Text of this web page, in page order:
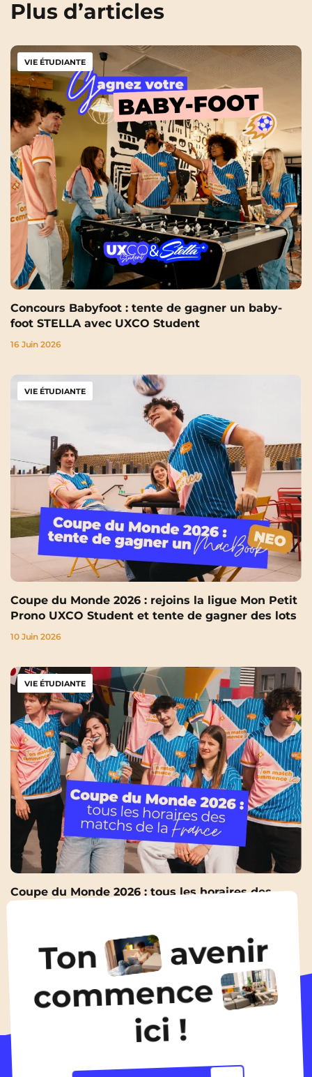
Plus d’articles
Toutes les actualités
VIE ÉTUDIANTE
Concours Babyfoot : tente de gagner un baby-
foot STELLA avec UXCO Student
16 Juin 2026
VIE ÉTUDIANTE
Coupe du Monde 2026 : rejoins la ligue Mon Petit
Prono UXCO Student et tente de gagner des lots
10 Juin 2026
VIE ÉTUDIANTE
Coupe du Monde 2026 : tous les horaires des
Ton avenir
commence
ici !